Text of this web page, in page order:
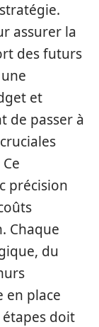
assurer la
des futurs
et
de passer à
précision
Chaque
du
en place
étapes doit